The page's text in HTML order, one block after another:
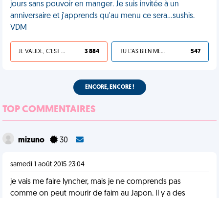
jours sans pouvoir en manger. Je suis invitée à un
anniversaire et j'apprends qu'au menu ce sera…sushis.
VDM
JE VALIDE, C'EST UNE VDM 3 884 TU L'AS BIEN MÉRITÉ 547
ENCORE, ENCORE !
TOP COMMENTAIRES
mizuno 30
samedi 1 août 2015 23:04
je vais me faire lyncher, mais je ne comprends pas
comme on peut mourir de faim au Japon. Il y a des